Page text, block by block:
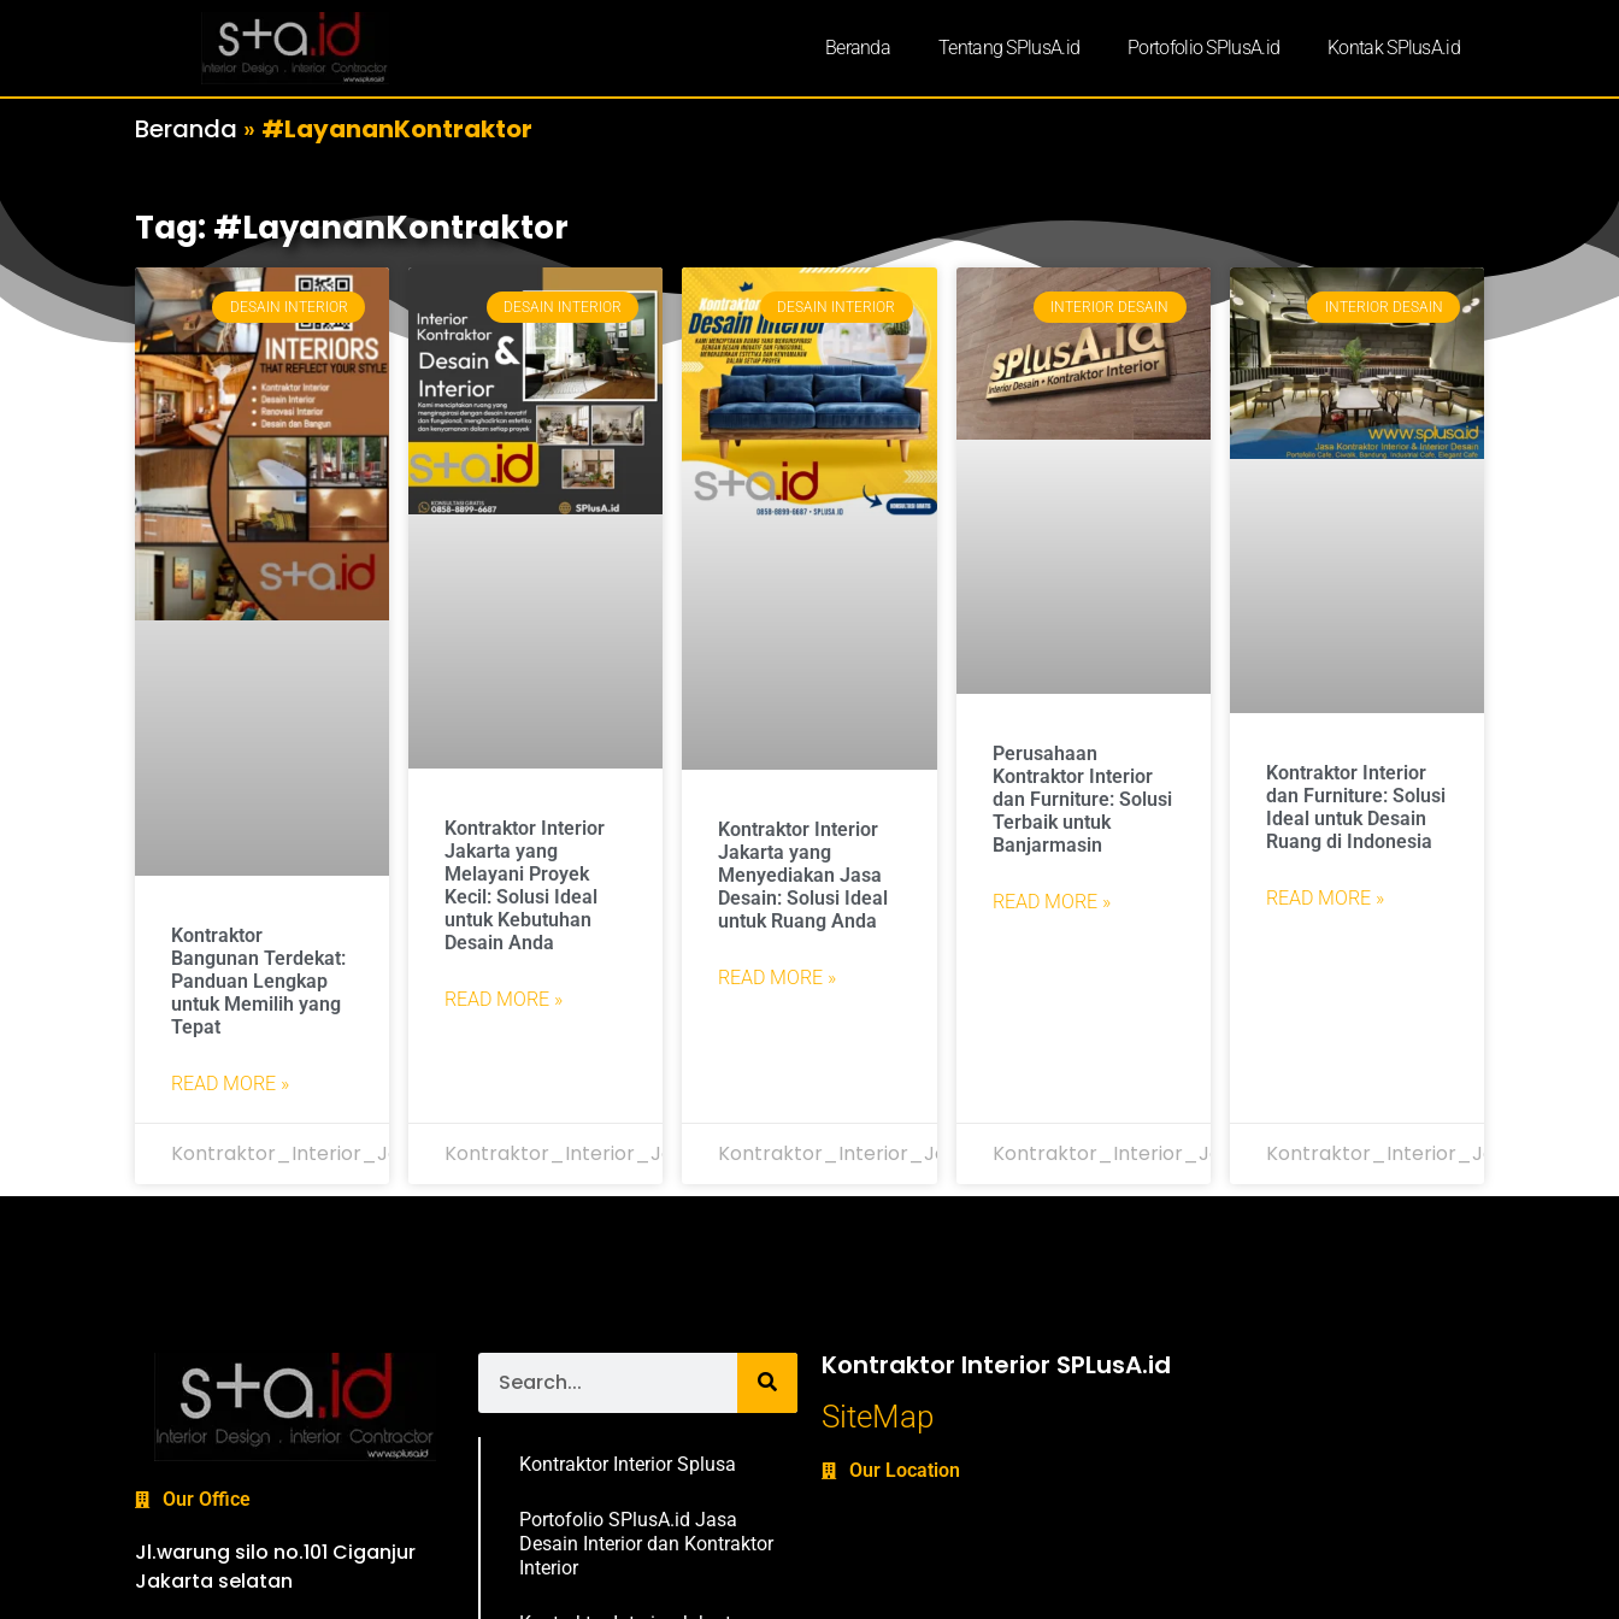
Beranda Tentang SPlusA.id Portofolio SPlusA.id Kontak SPlusA.id
Beranda » #LayananKontraktor
Tag: #LayananKontraktor
DESAIN INTERIOR
Kontraktor
Bangunan Terdekat:
Panduan Lengkap
untuk Memilih yang
Tepat
READ MORE »
Kontraktor_Interior_Jakarta
DESAIN INTERIOR
Kontraktor Interior
Jakarta yang
Melayani Proyek
Kecil: Solusi Ideal
untuk Kebutuhan
Desain Anda
READ MORE »
Kontraktor_Interior_Jakarta
DESAIN INTERIOR
Kontraktor Interior
Jakarta yang
Menyediakan Jasa
Desain: Solusi Ideal
untuk Ruang Anda
READ MORE »
Kontraktor_Interior_Jakarta
INTERIOR DESAIN
Perusahaan
Kontraktor Interior
dan Furniture: Solusi
Terbaik untuk
Banjarmasin
READ MORE »
Kontraktor_Interior_Jakarta
INTERIOR DESAIN
Kontraktor Interior
dan Furniture: Solusi
Ideal untuk Desain
Ruang di Indonesia
READ MORE »
Kontraktor_Interior_Jakarta
Our Office
Jl.warung silo no.101 Ciganjur
Jakarta selatan
Kontraktor Interior Splusa
Portofolio SPlusA.id Jasa
Desain Interior dan Kontraktor
Interior
Kontraktor Interior SPLusA.id
SiteMap
Our Location